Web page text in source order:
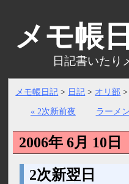
メモ帳日記 > 日記 > オリ部 >
« 2次新前夜
ラーメ
メモ帳
日記書いたり
2006年 6月 10日
2次新翌日